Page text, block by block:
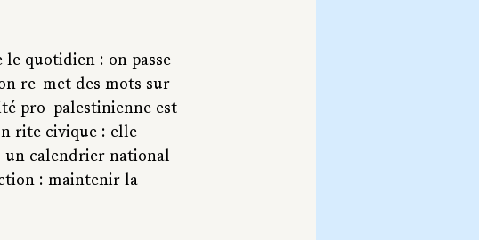
quotidien : on passe
re-met des mots sur
pro-palestinienne est
rite civique : elle
un calendrier national
: maintenir la